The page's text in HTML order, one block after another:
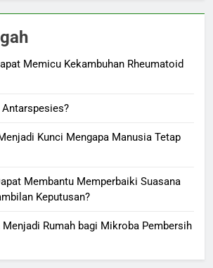
Memicu Kekambuhan Rheumatoid
Kunci Mengapa Manusia Tetap
Membantu Memperbaiki Suasana
Keputusan?
Menjadi Rumah bagi Mikroba Pembersih